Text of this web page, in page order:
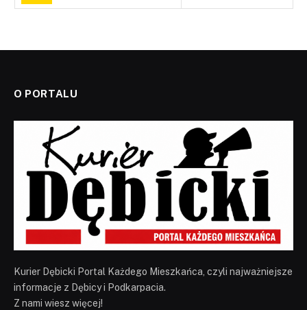
O PORTALU
Kurier Dębicki Portal Każdego Mieszkańca, czyli najważniejsze
informacje z Dębicy i Podkarpacia.
Z nami wiesz więcej!